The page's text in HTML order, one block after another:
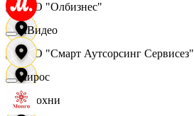
ООО "Олбизнес"
ООО "Смарт Аутсорсинг Сервисез"
Отдохни
МВидео
Мирос